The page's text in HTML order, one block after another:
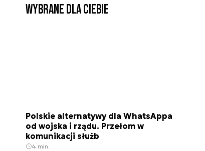
Wybrane dla Ciebie
Polskie alternatywy dla WhatsAppa
od wojska i rządu. Przełom w
komunikacji służb
4 min.